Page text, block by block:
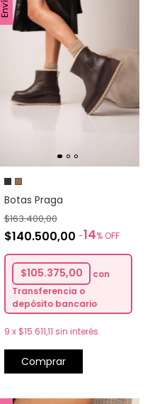
Botas Praga
$140.500,00 -14% OFF
$163.400,00
$105.375,00
con
Transferencia o
depósito bancario
9 x $15.611,11 sin interés
Comprar